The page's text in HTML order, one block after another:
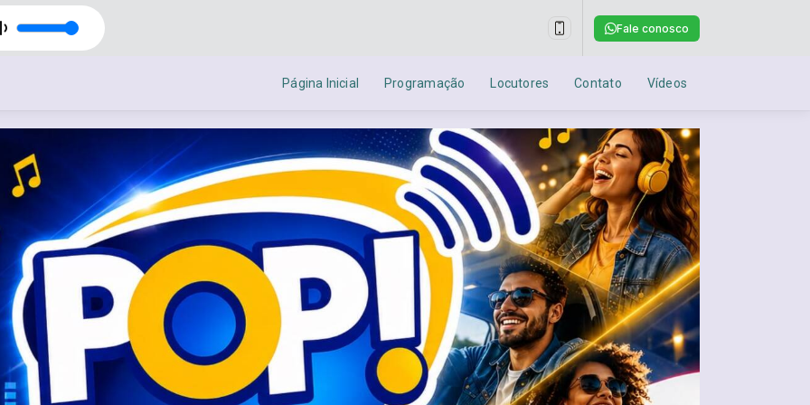
Fale conosco
Página Inicial Programação Locutores Contato Vídeos